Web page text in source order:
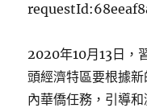
2020年10月13日，
頭經濟特區要根據
內華僑任務，引導